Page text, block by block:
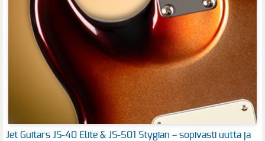
Jet Guitars JS-40 Elite & JS-501 Stygian – sopivasti uutta ja